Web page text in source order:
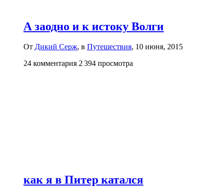
А заодно и к истоку Волги
От Дикий Серж, в Путешествия, 10 июня, 2015
24 комментария 2 394 просмотра
как я в Питер катался